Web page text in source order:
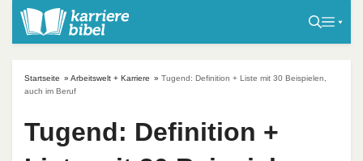
Startseite » Arbeitswelt + Karriere » Tugend: Definition + Liste mit 30 Beispielen,
auch im Beruf
Tugend: Definition +